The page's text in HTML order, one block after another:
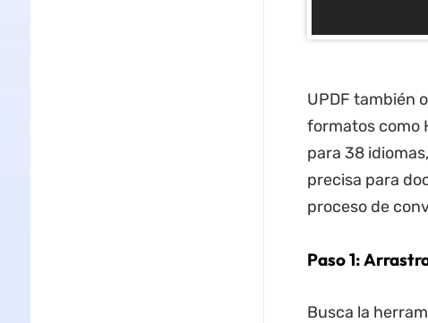
UPDF también
formatos como
para 38
precisa para
proceso de
Paso 1:
Busca la